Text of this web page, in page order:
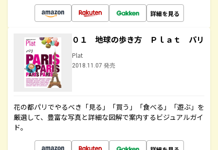
詳細を見る
０１ 地球の歩き方 Ｐｌａｔ パリ
Plat
2018.11.07 発売
花の都パリでやるべき「見る」「買う」「食べる」「遊ぶ」を
厳選して、豊富な写真と詳細な図解で案内するビジュアルガイ
ド。